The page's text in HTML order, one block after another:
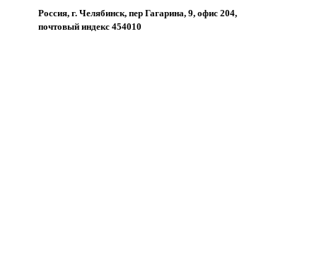
Россия, г. Челябинск, пер Гагарина, 9, офис 204,
почтовый индекс 454010